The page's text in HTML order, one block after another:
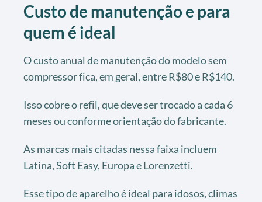
Custo de manutenção e para
quem é ideal
O custo anual de manutenção do modelo sem
compressor fica, em geral, entre R$80 e R$140.
Isso cobre o refil, que deve ser trocado a cada 6
meses ou conforme orientação do fabricante.
As marcas mais citadas nessa faixa incluem
Latina, Soft Easy, Europa e Lorenzetti.
Esse tipo de aparelho é ideal para idosos, climas